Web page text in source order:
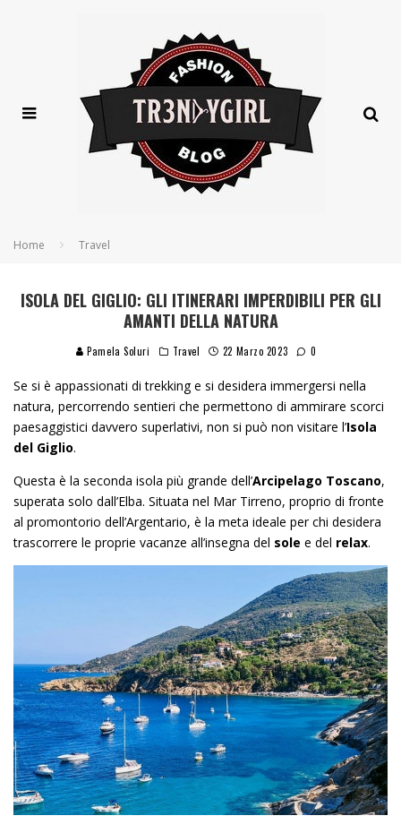
Home Travel
ISOLA DEL GIGLIO: GLI ITINERARI IMPERDIBILI PER GLI
AMANTI DELLA NATURA
Pamela Soluri Travel 22 Marzo 2023 0
Se si è appassionati di trekking e si desidera immergersi nella
natura, percorrendo sentieri che permettono di ammirare scorci
paesaggistici davvero superlativi, non si può non visitare l’Isola
del Giglio.
Questa è la seconda isola più grande dell’Arcipelago Toscano,
superata solo dall’Elba. Situata nel Mar Tirreno, proprio di fronte
al promontorio dell’Argentario, è la meta ideale per chi desidera
trascorrere le proprie vacanze all’insegna del sole e del relax.